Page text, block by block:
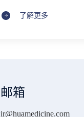
了解更多
邮箱
ir@huamedicine.com